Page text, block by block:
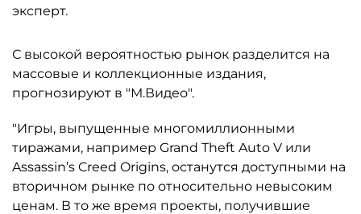
эксперт.
С высокой вероятностью рынок разделится на
массовые и коллекционные издания,
прогнозируют в "М.Видео".
"Игры, выпущенные многомиллионными
тиражами, например Grand Theft Auto V или
Assassin’s Creed Origins, останутся доступными на
вторичном рынке по относительно невысоким
ценам. В то же время проекты, получившие